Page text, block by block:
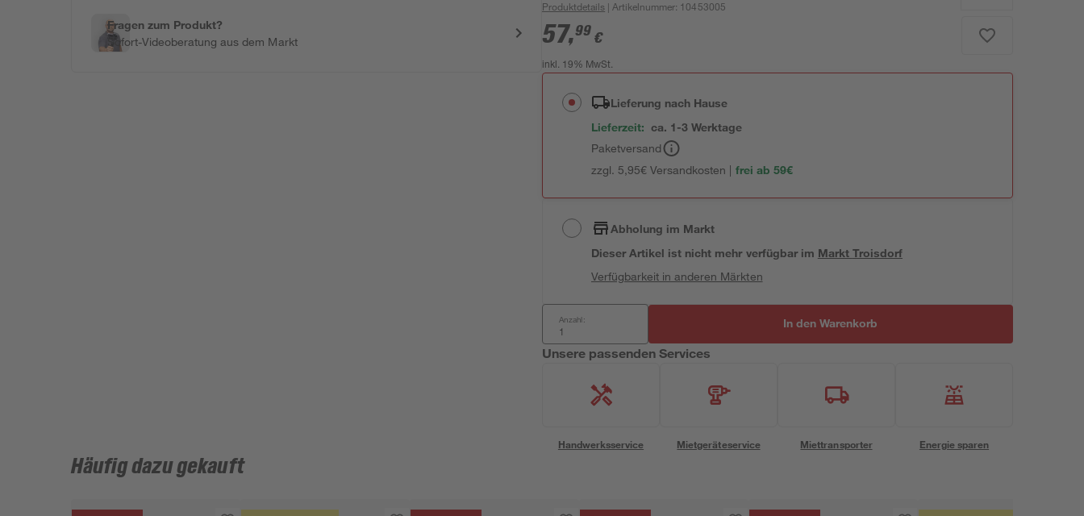
Fragen zum Produkt?
Sofort-Videoberatung aus dem Markt
Produktdetails | Artikelnummer: 10453005
57,99 €
inkl. 19% MwSt.
Lieferung nach Hause
Lieferzeit: ca. 1-3 Werktage
Paketversand
zzgl. 5,95€ Versandkosten | frei ab 59€
Abholung im Markt
Dieser Artikel ist nicht mehr verfügbar im Markt Troisdorf
Verfügbarkeit in anderen Märkten
Anzahl: In den Warenkorb
Unsere passenden Services
Handwerksservice Mietgeräteservice Miettransporter Energie sparen
Häufig dazu gekauft